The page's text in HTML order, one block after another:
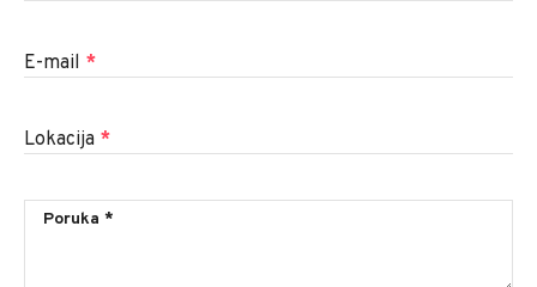
E-mail *
Lokacija *